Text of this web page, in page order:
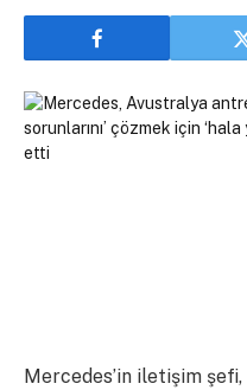
Mercedes’in iletişim